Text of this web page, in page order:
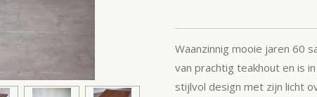
Waanzinnig mooie jaren 60
van prachtig teakhout en is
stijlvol design met zijn licht